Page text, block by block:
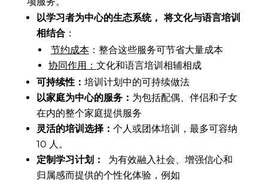
以学习者为中心的生态系统，将文化与语言培训
相结合：
节约成本：整合这些服务可节省大量成本
协同作用： 文化和语言培训相辅相成
可持续性： 培训计划中的可持续做法
以家庭为中心的服务： 为包括配偶、伴侣和子女
在内的整个家庭提供服务
灵活的培训选择： 个人或团体培训，最多可容纳
10 人。
定制学习计划：
为有效融入社会、增强信心和
归属感而提供的个性化体验，例如